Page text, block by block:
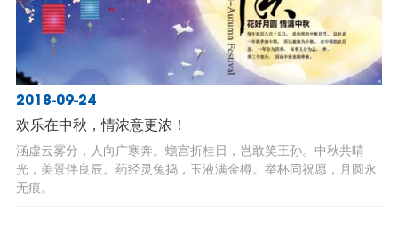
2018-09-24
欢乐在中秋，情浓意更浓！
涵虚云雾分，人向广寒奔。蟾宫折桂日，岂敢笑王孙。中秋共晴
光，美景伴良辰。药经灵兔捣，玉液满金樽。举杯同祝愿，月圆永
无痕。